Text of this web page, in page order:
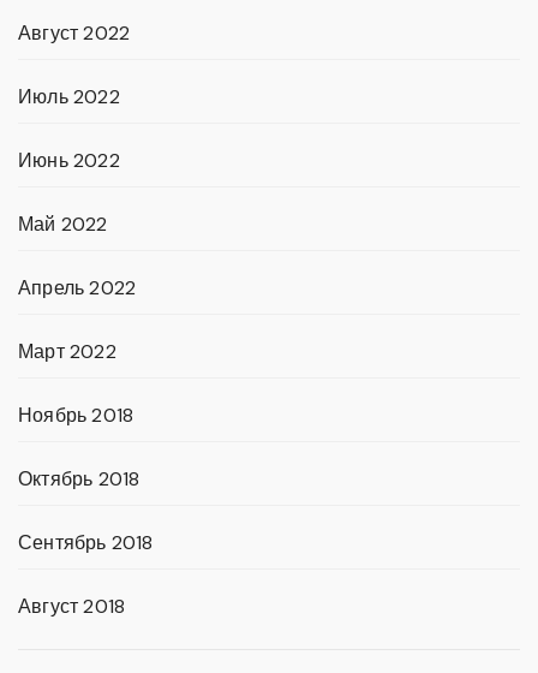
Август 2022
Июль 2022
Июнь 2022
Май 2022
Апрель 2022
Март 2022
Ноябрь 2018
Октябрь 2018
Сентябрь 2018
Август 2018